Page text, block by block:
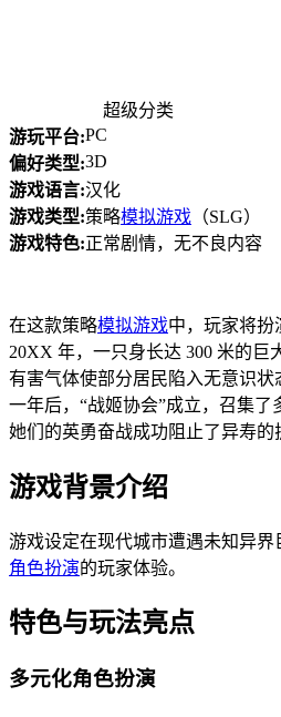
超级分类
游玩平台:PC
偏好类型:3D
游戏语言:汉化
游戏类型:策略模拟游戏 （SLG）
游戏特色:正常剧情，无不良内容
在这款策略模拟游戏中，玩家将扮
20XX 年，一只身长达 300 米的巨
有害气体使部分居民陷入无意识状
一年后，“战姬协会”成立，召集
她们的英勇奋战成功阻止了异寿的
游戏背景介绍
游戏设定在现代城市遭遇未知异
角色扮演的玩家体验。
特色与玩法亮点
多元化角色扮演